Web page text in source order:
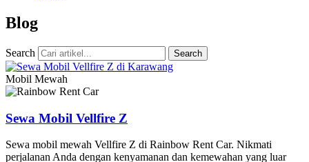
Blog
Search Search
Mobil Mewah
Sewa Mobil Vellfire Z
Sewa mobil mewah Vellfire Z di Rainbow Rent Car. Nikmati
perjalanan Anda dengan kenyamanan dan kemewahan yang luar